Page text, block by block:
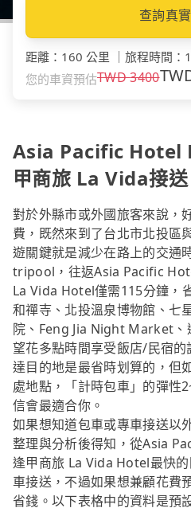
查詢真
距離 ： 160 公里 旅程時間 ：
您的車資預估TWD3400
Asia Pacific Hotel
甲商旅 La Vida接送
對於外縣市或外國旅客來說，
費，既然來到了台北市北投區
遊關鍵就是減少在路上的交通
tripool，往返Asia Pacific
La Vida Hotel僅需115分鐘，
和禪寺、北投溫泉博物館、七
院、Feng Jia Night Market、
望花多點時間享受飯店/民宿
達目的地是最省時划算的，但
處地點，「計時包車」的彈性
信會最適合你。
如果想知道包車或專車接送以
整理與分析後得知，從Asia
逢甲商旅 La Vida Hotel最快
車接送，不過如果想兼顧花費
省錢。以下表格中的資料是預